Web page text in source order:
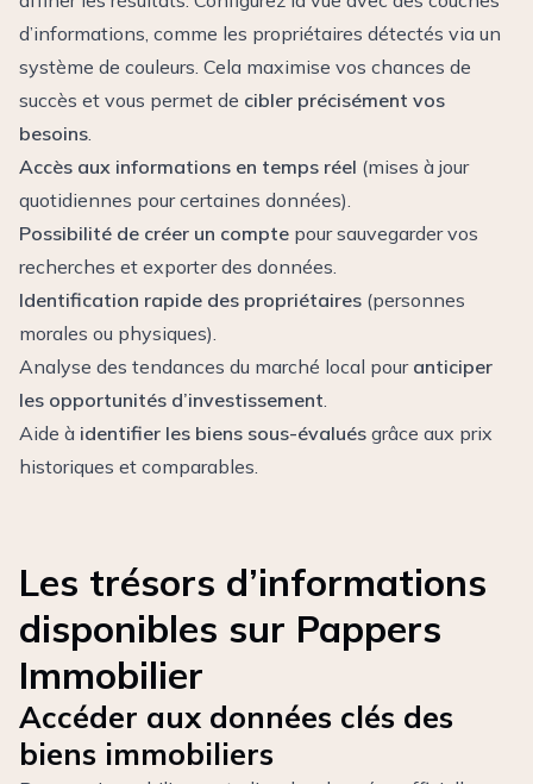
d’informations, comme les propriétaires détectés via un
système de couleurs. Cela maximise vos chances de
succès et vous permet de cibler précisément vos
besoins.
Accès aux informations en temps réel (mises à jour
quotidiennes pour certaines données).
Possibilité de créer un compte pour sauvegarder vos
recherches et exporter des données.
Identification rapide des propriétaires (personnes
morales ou physiques).
Analyse des tendances du marché local pour anticiper
les opportunités d’investissement.
Aide à identifier les biens sous-évalués grâce aux prix
historiques et comparables.
Les trésors d’informations
disponibles sur Pappers
Immobilier
Accéder aux données clés des
biens immobiliers